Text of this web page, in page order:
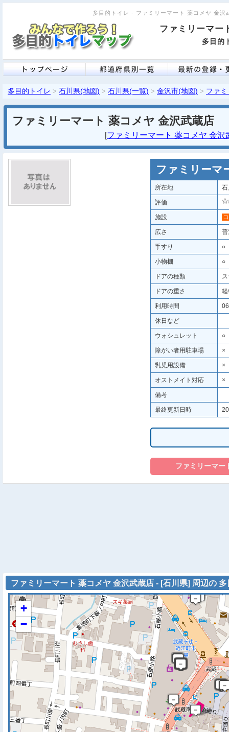
多目的トイレ - ファミリーマート 薬コメヤ 金
ファミリーマー
多目的
多目的トイレ > 石川県(地図) > 石川県(一覧) > 金沢市(地図) > ファ
ファミリーマート 薬コメヤ 金沢武蔵店
[ファミリーマート 薬コメヤ 金沢
ファミリーマ
所在地
評価
施設 コ
広さ
手すり ○
小物棚 ○
ドアの種類
ドアの重さ
利用時間
休日など
ウォシュレット ○
障がい者用駐車場 ×
乳児用設備 ×
オストメイト対応 ×
備考
最終更新日時
ファミリーマート 薬コメヤ 金沢武蔵店 - [石川県] 周辺の
※ マップを検索、表示中
+
−